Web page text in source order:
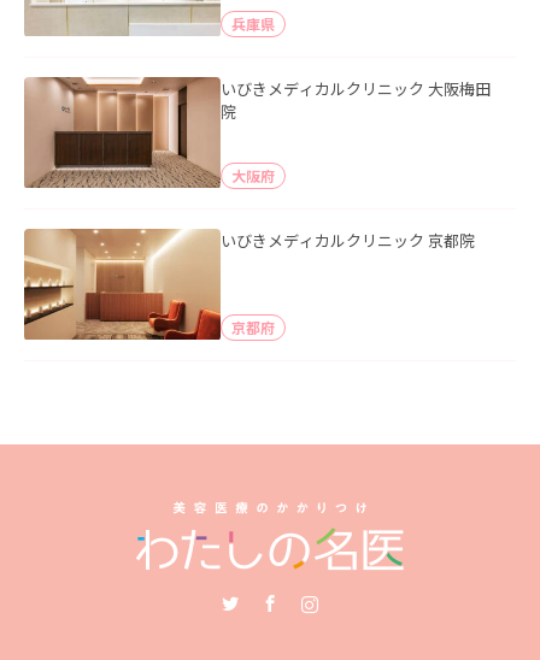
兵庫県
いびきメディカルクリニック 大阪梅田
院
大阪府
いびきメディカルクリニック 京都院
京都府